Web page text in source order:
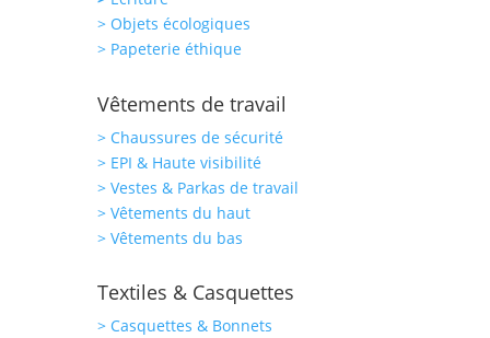
> Objets écologiques
> Papeterie éthique
Vêtements de travail
> Chaussures de sécurité
> EPI & Haute visibilité
> Vestes & Parkas de travail
> Vêtements du haut
> Vêtements du bas
Textiles & Casquettes
> Casquettes & Bonnets